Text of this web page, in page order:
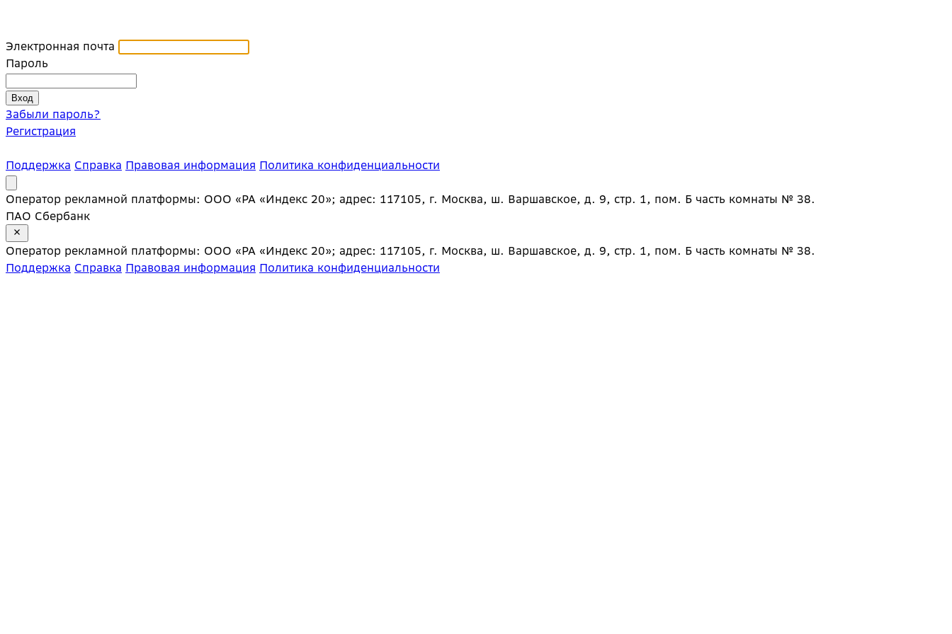
Электронная почта
Пароль
Забыли пароль?
Регистрация
Поддержка Справка Правовая информация Политика конфиденциальности
Оператор рекламной платформы: ООО «РА «Индекс 20»; адрес: 117105, г. Москва, ш. Варшавское, д. 9, стр. 1, пом. Б часть комнаты № 38.
ПАО Сбербанк
Оператор рекламной платформы: ООО «РА «Индекс 20»; адрес: 117105, г. Москва, ш. Варшавское, д. 9, стр. 1, пом. Б часть комнаты № 38.
Поддержка Справка Правовая информация Политика конфиденциальности